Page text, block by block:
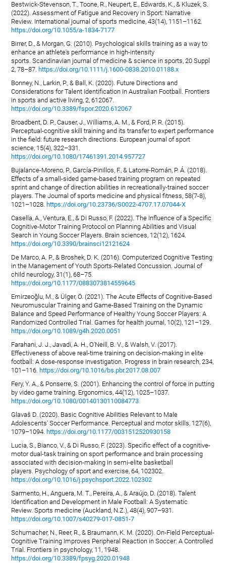
Bestwick-Stevenson, T., Toone, R., Neupert, E., Edwards, K., & Kluzek, S.
(2022). Assessment of Fatigue and Recovery in Sport: Narrative
Review. International journal of sports medicine, 43(14), 1151–1162.
https://doi.org/10.1055/a-1834-7177
Birrer, D., & Morgan, G. (2010). Psychological skills training as a way to
enhance an athlete's performance in high-intensity
sports. Scandinavian journal of medicine & science in sports, 20 Suppl
2, 78–87. https://doi.org/10.1111/j.1600-0838.2010.01188.x
Bonney, N., Larkin, P., & Ball, K. (2020). Future Directions and
Considerations for Talent Identification in Australian Football. Frontiers
in sports and active living, 2, 612067.
https://doi.org/10.3389/fspor.2020.612067
Broadbent, D. P., Causer, J., Williams, A. M., & Ford, P. R. (2015).
Perceptual-cognitive skill training and its transfer to expert performance
in the field: future research directions. European journal of sport
science, 15(4), 322–331.
https://doi.org/10.1080/17461391.2014.957727
Bujalance-Moreno, P., García-Pinillos, F., & Latorre-Román, P. Á. (2018).
Effects of a small-sided game-based training program on repeated
sprint and change of direction abilities in recreationally-trained soccer
players. The Journal of sports medicine and physical fitness, 58(7-8),
1021–1028. https://doi.org/10.23736/S0022-4707.17.07044-X
Casella, A., Ventura, E., & Di Russo, F. (2022). The Influence of a Specific
Cognitive-Motor Training Protocol on Planning Abilities and Visual
Search in Young Soccer Players. Brain sciences, 12(12), 1624.
https://doi.org/10.3390/brainsci12121624
De Marco, A. P., & Broshek, D. K. (2016). Computerized Cognitive Testing
in the Management of Youth Sports-Related Concussion. Journal of
child neurology, 31(1), 68–75.
https://doi.org/10.1177/0883073814559645
Emirzeoğlu, M., & Ülger, Ö. (2021). The Acute Effects of Cognitive-Based
Neuromuscular Training and Game-Based Training on the Dynamic
Balance and Speed Performance of Healthy Young Soccer Players: A
Randomized Controlled Trial. Games for health journal, 10(2), 121–129.
https://doi.org/10.1089/g4h.2020.0051
Farahani, J. J., Javadi, A. H., O'Neill, B. V., & Walsh, V. (2017).
Effectiveness of above real-time training on decision-making in elite
football: A dose-response investigation. Progress in brain research, 234,
101–116. https://doi.org/10.1016/bs.pbr.2017.08.007
Fery, Y. A., & Ponserre, S. (2001). Enhancing the control of force in putting
by video game training. Ergonomics, 44(12), 1025–1037.
https://doi.org/10.1080/00140130110084773
Glavaš D. (2020). Basic Cognitive Abilities Relevant to Male
Adolescents' Soccer Performance. Perceptual and motor skills, 127(6),
1079–1094. https://doi.org/10.1177/0031512520930158
Lucia, S., Bianco, V., & Di Russo, F. (2023). Specific effect of a cognitive-
motor dual-task training on sport performance and brain processing
associated with decision-making in semi-elite basketball
players. Psychology of sport and exercise, 64, 102302.
https://doi.org/10.1016/j.psychsport.2022.102302
Sarmento, H., Anguera, M. T., Pereira, A., & Araújo, D. (2018). Talent
Identification and Development in Male Football: A Systematic
Review. Sports medicine (Auckland, N.Z.), 48(4), 907–931.
https://doi.org/10.1007/s40279-017-0851-7
Schumacher, N., Reer, R., & Braumann, K. M. (2020). On-Field Perceptual-
Cognitive Training Improves Peripheral Reaction in Soccer: A Controlled
Trial. Frontiers in psychology, 11, 1948.
https://doi.org/10.3389/fpsyg.2020.01948